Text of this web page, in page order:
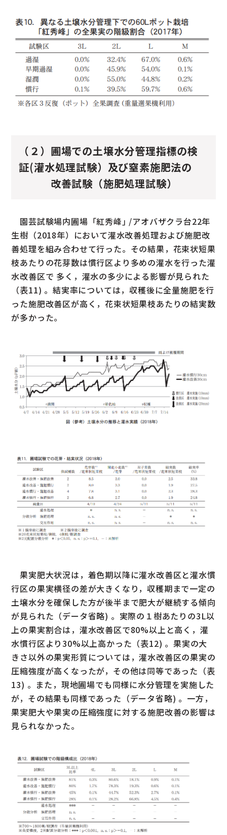
（２）圃場での土壌水分管理指標の検
証(灌水処理試験）及び窒素施肥法の
改善試験（施肥処理試験）
園芸試験場内圃場「紅秀峰｣ /アオバザクラ台22年
生樹（2018年）において灌水改善処理および施肥改
善処理を組み合わせて行った。その結果，花束状短果
枝あたりの花芽数は慣行区より多めの灌水を行った灌
水改善区で 多く，灌水の多少による影響が見られた
（表11) 。結実率については，収穫後に全量施肥を行
った施肥改善区が高く，花束状短果枝あたりの結実数
が多かった。
果実肥大状況は，着色期以降に灌水改善区と灌水慣
行区の果実横径の差が大きくなり，収穫期まで一定の
土壌水分を確保した方が後半まで肥大が継続する傾向
が見られた（データ省略) 。実際の１樹あたりの3L以
上の果実割合は，灌水改善区で80%以上と高く，灌
水慣行区より30%以上高かった（表12) 。果実の大
きさ以外の果実形質については，灌水改善区の果実の
圧縮強度が高くなったが，その他は同等であった（表
13) 。また，現地圃場でも同様に水分管理を実施した
が，その結果も同様であった（データ省略) 。一方，
果実肥大や果実の圧縮強度に対する施肥改善の影響は
見られなかった。